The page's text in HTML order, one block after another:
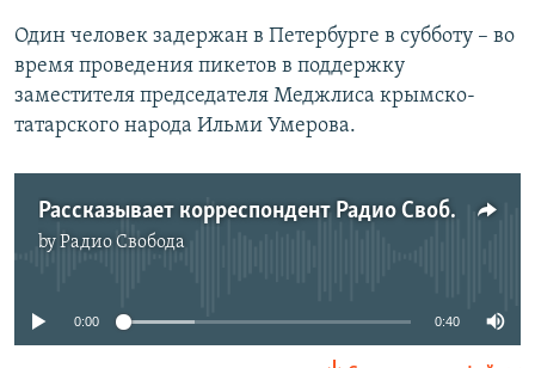
Все сайты РСЕ/РС
Один человек задержан в Петербурге в субботу – во
время проведения пикетов в поддержку
заместителя председателя Меджлиса крымско-
татарского народа Ильми Умерова.
Рассказывает корреспондент Радио Свобода Татьяна Вольтская
byРадио Свобода
No media source currently available
0:00 0:40